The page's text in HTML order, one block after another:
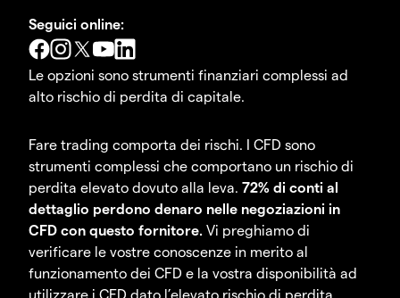
Seguici online:
Le opzioni sono strumenti finanziari complessi ad
alto rischio di perdita di capitale.
Fare trading comporta dei rischi. I CFD sono
strumenti complessi che comportano un rischio di
perdita elevato dovuto alla leva. 72% di conti al
dettaglio perdono denaro nelle negoziazioni in
CFD con questo fornitore. Vi preghiamo di
verificare le vostre conoscenze in merito al
funzionamento dei CFD e la vostra disponibilità ad
utilizzare i CFD dato l’elevato rischio di perdita.